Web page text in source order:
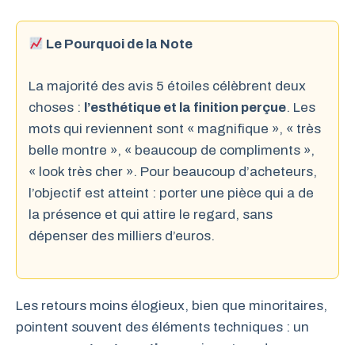
Le Pourquoi de la Note
La majorité des avis 5 étoiles célèbrent deux
choses : l’esthétique et la finition perçue. Les
mots qui reviennent sont « magnifique », « très
belle montre », « beaucoup de compliments »,
« look très cher ». Pour beaucoup d’acheteurs,
l’objectif est atteint : porter une pièce qui a de
la présence et qui attire le regard, sans
dépenser des milliers d’euros.
Les retours moins élogieux, bien que minoritaires,
pointent souvent des éléments techniques : un